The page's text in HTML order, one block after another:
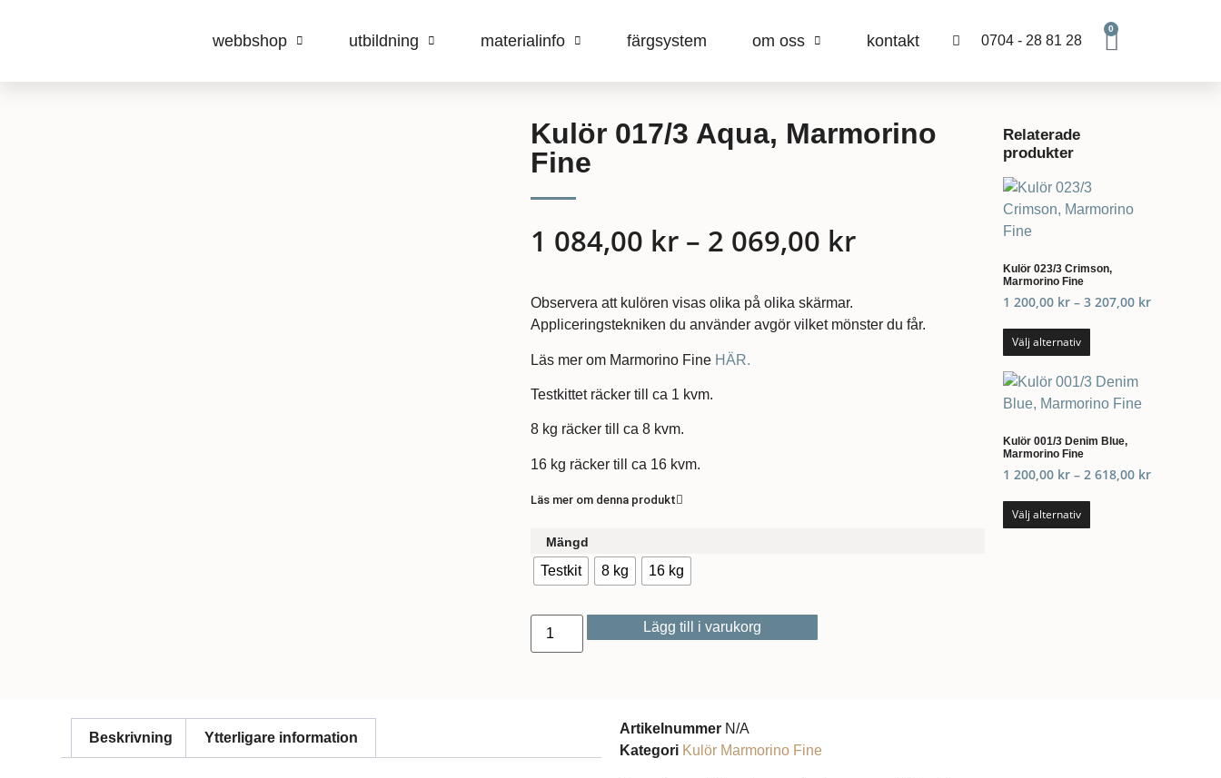
webbshop utbildning materialinfo färgsystem om oss kontakt 0704 - 28 81 28
0
Kulör 017/3 Aqua, Marmorino
Fine
1 084,00 kr – 2 069,00 kr
Observera att kulören visas olika på olika skärmar.
Appliceringstekniken du använder avgör vilket mönster du får.
Läs mer om Marmorino FineHÄR.
Testkittet räcker till ca 1 kvm.
8 kg räcker till ca 8 kvm.
16 kg räcker till ca 16 kvm.
Läs mer om denna produkt
Mängd
Testkit 8 kg 16 kg
Lägg till i varukorg
Relaterade
produkter
Kulör 023/3 Crimson,
Marmorino Fine
1 200,00 kr – 3 207,00 kr
Välj alternativ
Kulör 001/3 Denim Blue,
Marmorino Fine
1 200,00 kr – 2 618,00 kr
Välj alternativ
Beskrivning Ytterligare information
Artikelnummer N/A
Kategori Kulör Marmorino Fine